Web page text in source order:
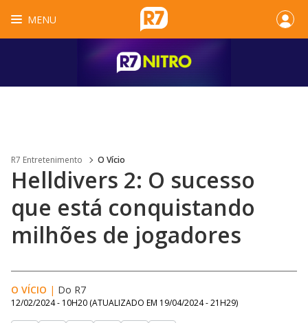
MENU
R7 Entretenimento O Vício
Helldivers 2: O sucesso
que está conquistando
milhões de jogadores
O VÍCIO | Do R7
12/02/2024 - 10H20 (ATUALIZADO EM 19/04/2024 - 21H29)